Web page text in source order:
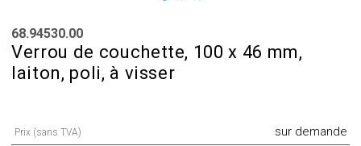
68.94530.00
Verrou de couchette, 100 x 46 mm,
laiton, poli, à visser
Prix (sans TVA) sur demande